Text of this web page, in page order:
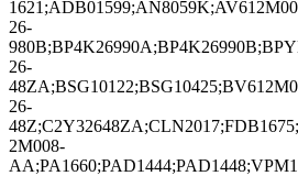
26-
26-
26-
2M008-